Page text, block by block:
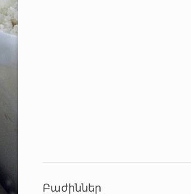
Բաժիններ